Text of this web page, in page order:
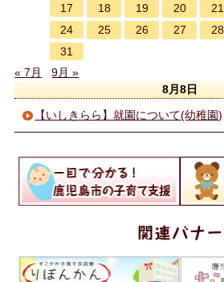
17
18 19 20 21
24
25 26 27 28
31
« 7月
9月 »
8月8日
【いしきらら】就園について(幼稚園)